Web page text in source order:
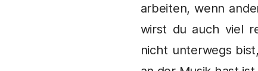
arbeiten, wenn
wirst du auch viel
nicht unterwegs